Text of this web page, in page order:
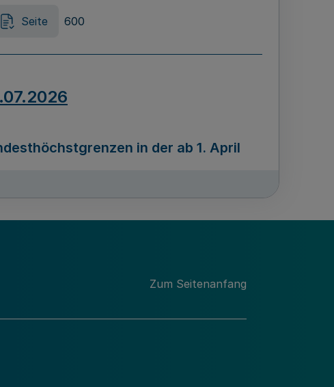
Seite 600
in der ab 1. April
„Mittelstand Innovativ &
Zum Seitenanfang